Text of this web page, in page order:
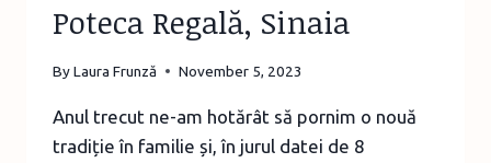
Poteca Regală, Sinaia
ByLaura Frunză November 5, 2023
Anul trecut ne-am hotărât să pornim o nouă
tradiție în familie și, în jurul datei de 8